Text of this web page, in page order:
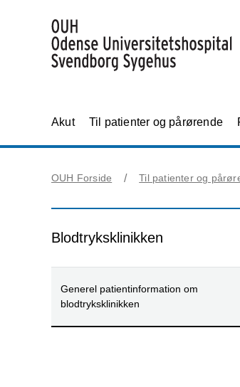
Akut Til patienter og pårørende
OUH Forside Til patienter og
Blodtryksklinikken
Generel patientinformation om
blodtryksklinikken